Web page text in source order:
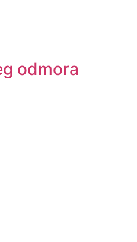
odmora